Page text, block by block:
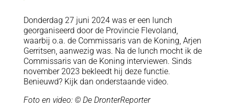
Donderdag 27 juni 2024 was er een lunch
georganiseerd door de Provincie Flevoland,
waarbij o.a. de Commissaris van de Koning, Arjen
Gerritsen, aanwezig was. Na de lunch mocht ik de
Commissaris van de Koning interviewen. Sinds
november 2023 bekleedt hij deze functie.
Benieuwd? Kijk dan onderstaande video.
Foto en video: © De DronterReporter